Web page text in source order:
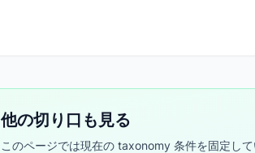
他の切り口も見る
このページでは現在の taxonomy 条件を固定し